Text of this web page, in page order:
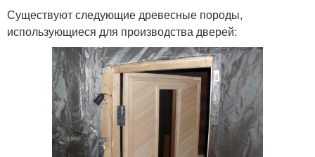
Существуют следующие древесные породы,
использующиеся для производства дверей: